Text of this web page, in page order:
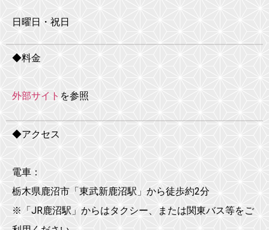
日曜日・祝日
◆料金
外部サイト を参照
◆アクセス
電車：
栃木県鹿沼市「東武新鹿沼駅」から徒歩約2分
※「JR鹿沼駅」からはタクシー、または関東バス等をご